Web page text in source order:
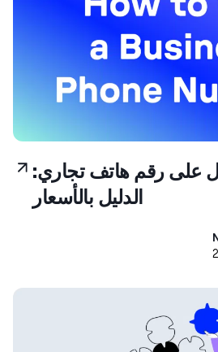
رقم هاتف تجاري:
الدليل بالأسعار